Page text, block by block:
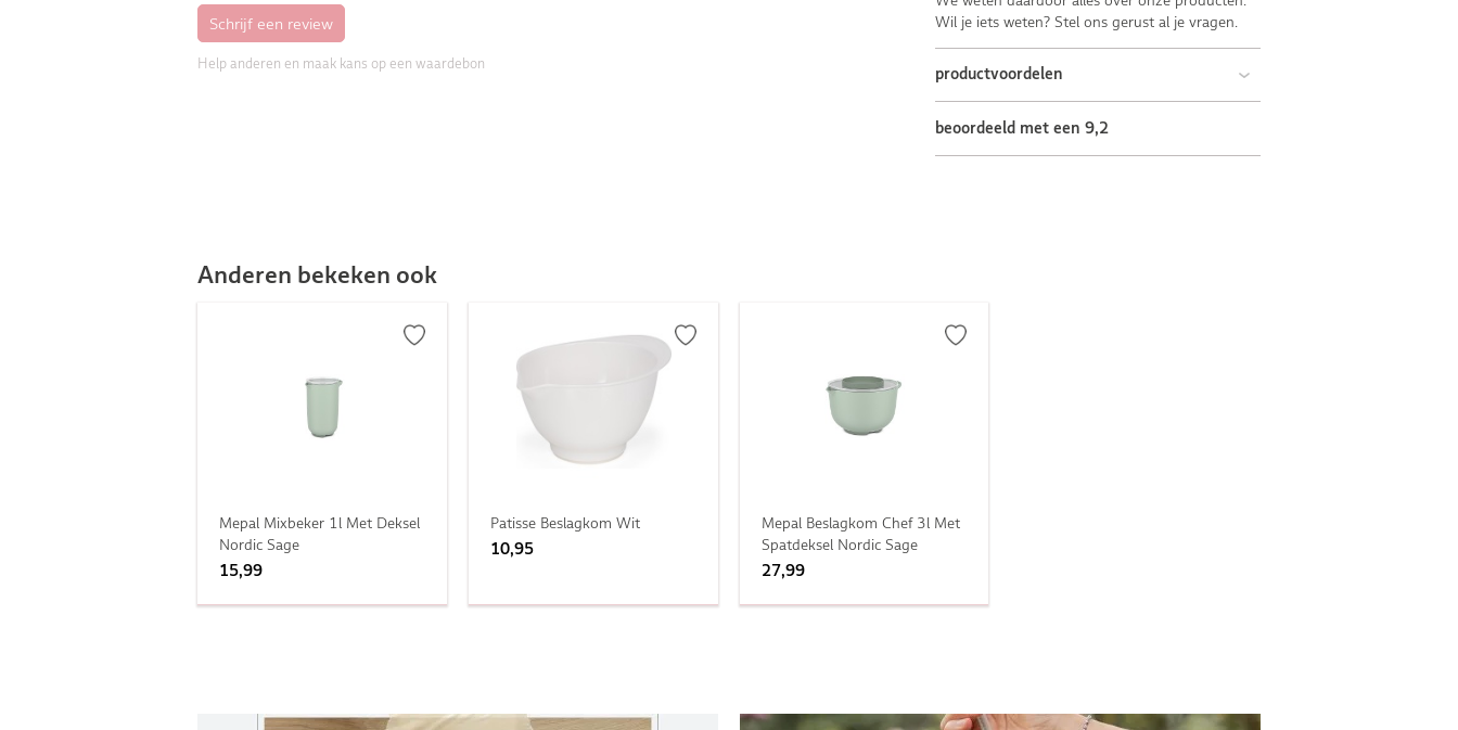
Help anderen en maak kans op een waardebon
Wil je iets weten? Stel ons gerust al je vragen.
productvoordelen
beoordeeld met een 9,2
Anderen bekeken ook
Mepal Mixbeker 1l Met Deksel
Nordic Sage
15,99
Patisse Beslagkom Wit
10,95
Mepal Beslagkom Chef 3l Met
Spatdeksel Nordic Sage
27,99